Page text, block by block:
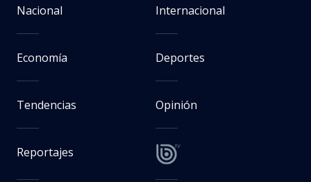
Nacional Internacional
Economía Deportes
Tendencias Opinión
Reportajes